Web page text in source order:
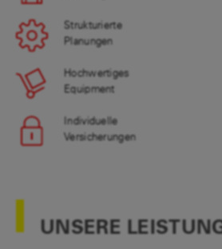
Strukturierte
Planungen
Hochwertiges
Equipment
Individuelle
Versicherungen
UNSERE